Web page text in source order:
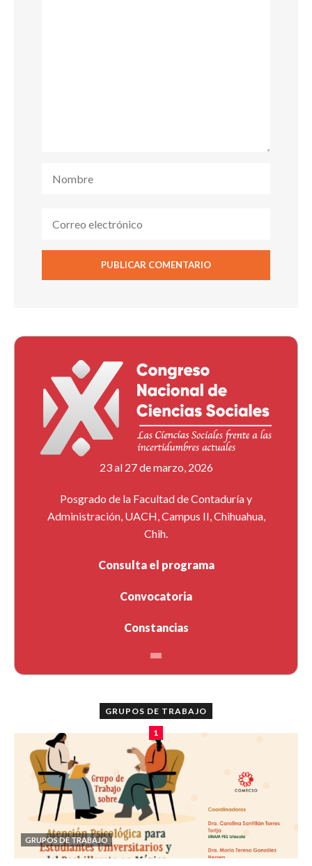
23 al 27 de marzo, 2026
Posgrado de la Facultad de Contaduría y
Administración, UACH, Campus II, Chihuahua,
Chih.
Consulta el programa
Convocatoria
Constancias
GRUPOS DE TRABAJO
1
GRUPOS DE TRABAJO